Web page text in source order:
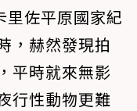
里佐平原國家紀
，赫然發現拍
平時就來無影
行性動物更難